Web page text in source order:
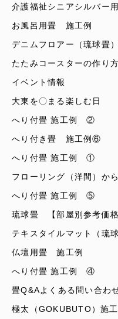
介護福祉シニアシルバー
お風呂用畳 施工例
デニムフロアー（琉球畳
たたみコースターの作り方
イベント情報
大東を〇まる楽しむ日
へり付畳 施工例 ②
へり付き畳 施工例⑥
へり付畳 施工例 ①
フローリング（洋間）か
へり付畳 施工例 ⑤
琉球畳 【部屋別参考価格
テキスタイルマット（琉
仏壇用畳 施工例
へり付畳 施工例 ④
畳Q&Aよくある問い合わ
極太（GOKUBUTO）施工